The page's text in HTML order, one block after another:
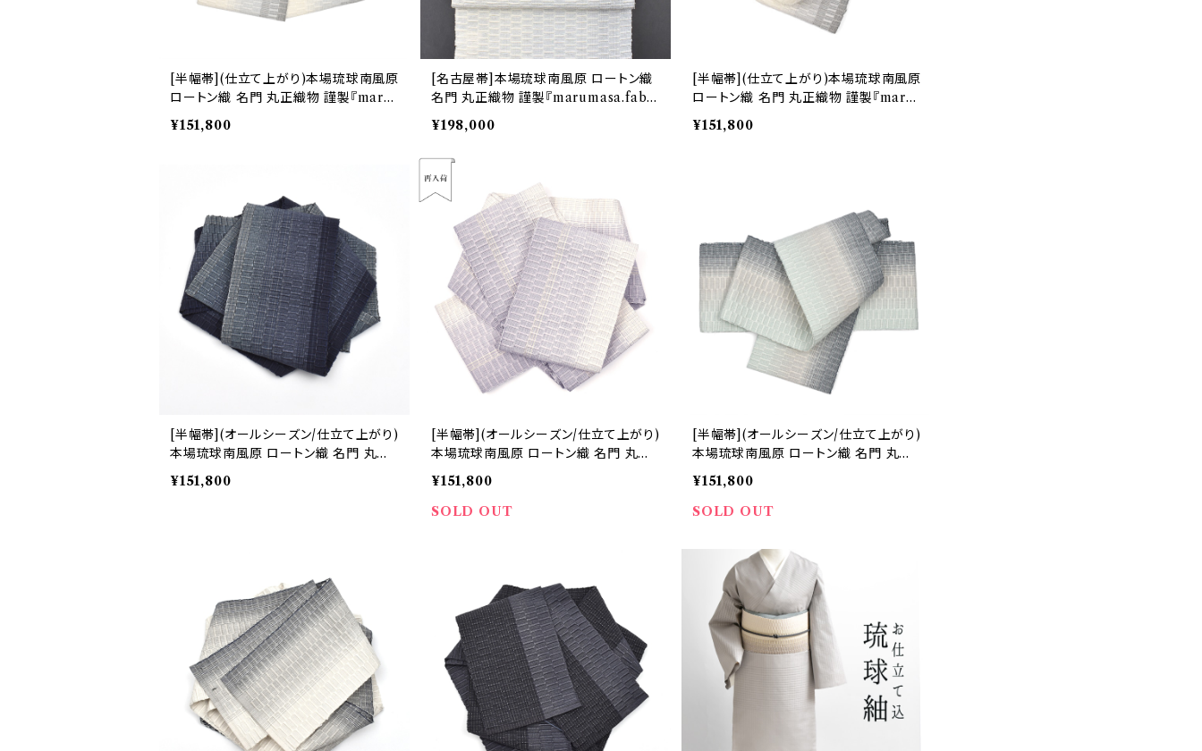
[半幅帯](仕立て上がり)本場琉球南風原
ロートン織 名門 丸正織物 謹製『maru
masa.fab』手織り 正絹 日本製(商品番
号:22452)
¥151,800
[名古屋帯]本場琉球南風原 ロートン織
名門 丸正織物 謹製『marumasa.fab』
八寸帯 正絹 日本製(商品番号:22194)
¥198,000
[半幅帯](仕立て上がり)本場琉球南風原
ロートン織 名門 丸正織物 謹製『maru
masa.fab』手織り 正絹 日本製(商品番
号:21817)
¥151,800
[半幅帯](オールシーズン/仕立て上がり)
本場琉球南風原 ロートン織 名門 丸正
織物 謹製『marumasa.fab』手織り 正
絹 日本製(商品番号:22361)
¥151,800
[半幅帯](オールシーズン/仕立て上がり)
本場琉球南風原 ロートン織 名門 丸正
織物 謹製『marumasa.fab』手織り 正
絹 日本製(商品番号:21771)
¥151,800
SOLD OUT
[半幅帯](オールシーズン/仕立て上がり)
本場琉球南風原 ロートン織 名門 丸正
織物 謹製『marumasa.fab』手織り 正
絹 日本製(商品番号:22363)
¥151,800
SOLD OUT